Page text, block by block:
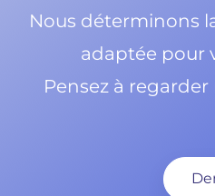
Nous déterminons
adaptée pour
Pensez à